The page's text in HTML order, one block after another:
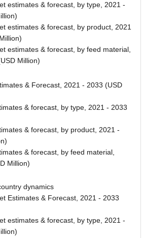
estimates & forecast, by type, 2021 -
estimates & forecast, by product, 2021
estimates & forecast, by feed material,
Million)
& Forecast, 2021 - 2033 (USD
& forecast, by type, 2021 - 2033
& forecast, by product, 2021 -
& forecast, by feed material,
Million)
dynamics
Estimates & Forecast, 2021 - 2033
estimates & forecast, by type, 2021 -